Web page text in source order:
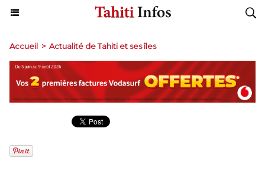
Accueil > Actualité de Tahiti et ses îles